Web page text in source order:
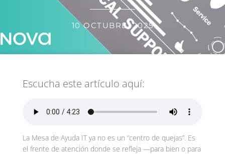
10 OCTUBRE, 2025
Escucha este artículo aquí:
La Mesa de Ayuda IT ya no es un “centro de quejas”. Es
el frente de atención donde se refleja —para bien o para